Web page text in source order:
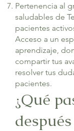
Pertenencia al
saludables de
pacientes
Acceso a un
aprendizaje,
compartir tus
resolver tus
pacientes.
¿Qué